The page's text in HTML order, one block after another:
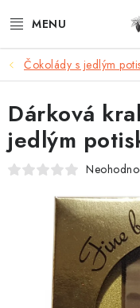
na
ESHOP
REKLAMNÍ VÝROBKY
O NÁS
AKTUALITY
KONTAKTY
Čokolády s jedlým
Dárková
jedlým